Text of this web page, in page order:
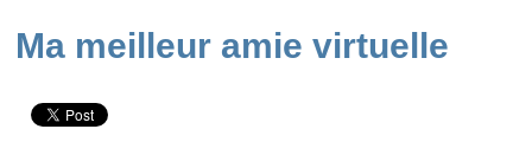
Ma meilleur amie virtuelle